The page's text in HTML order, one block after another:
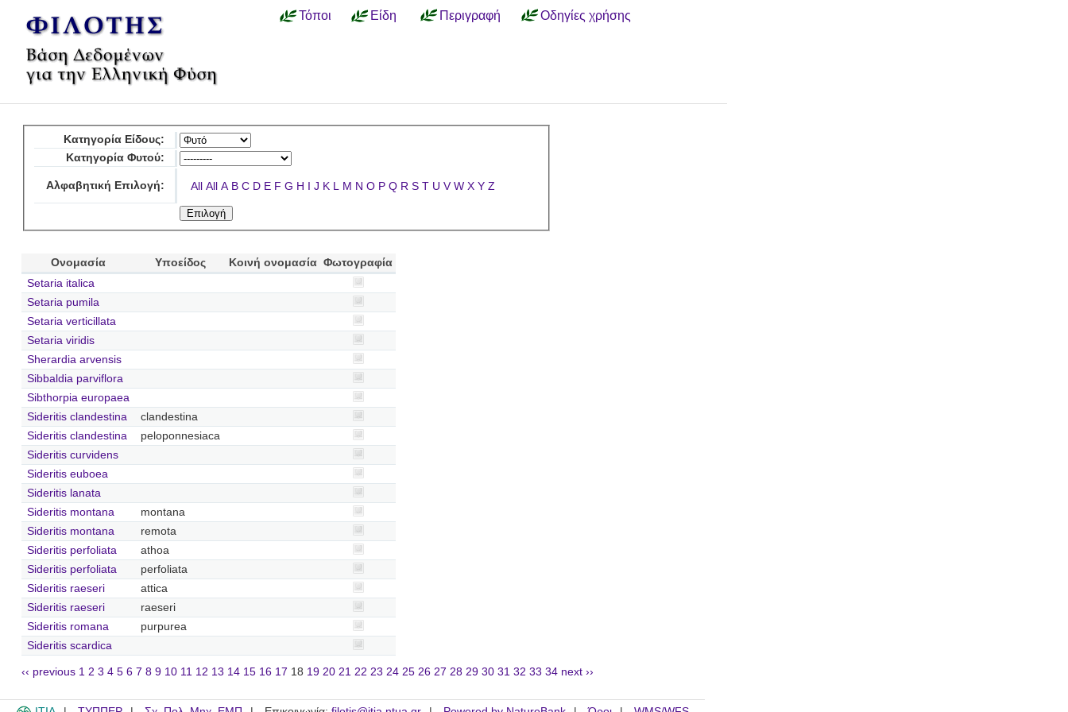
Τόποι Είδη Περιγραφή Οδηγίες χρήσης
Κατηγορία Είδους:
Κατηγορία Φυτού:
Αλφαβητική Επιλογή: All All A B C D E F G H I J K L M N O P Q R S T U V W X Y Z
Ονομασία Υποείδος Κοινή ονομασία Φωτογραφία
Setaria italica
Setaria pumila
Setaria verticillata
Setaria viridis
Sherardia arvensis
Sibbaldia parviflora
Sibthorpia europaea
Sideritis clandestina
clandestina
Sideritis clandestina
peloponnesiaca
Sideritis curvidens
Sideritis euboea
Sideritis lanata
Sideritis montana
montana
Sideritis montana
remota
Sideritis perfoliata
athoa
Sideritis perfoliata
perfoliata
Sideritis raeseri
attica
Sideritis raeseri
raeseri
Sideritis romana
purpurea
Sideritis scardica
‹‹ previous 1 2 3 4 5 6 7 8 9 10 11 12 13 14 15 16 17 18 19 20 21 22 23 24 25 26 27 28 29 30 31 32 33 34 next ››